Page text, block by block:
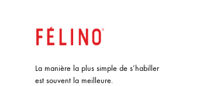
La manière la plus simple de s’habiller
est souvent la meilleure.